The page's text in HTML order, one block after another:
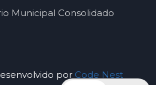
Municipal Consolidado
por Code Nest